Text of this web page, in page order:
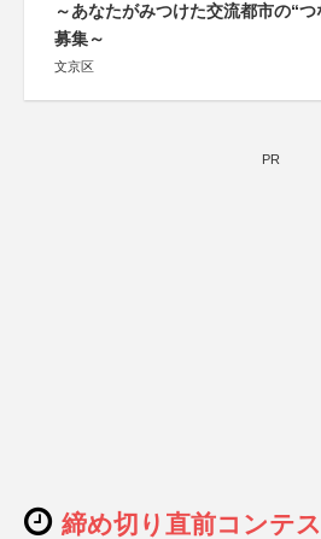
～あなたがみつけた交流都市の“
募集～
文京区
PR
締め切り直前コンテ